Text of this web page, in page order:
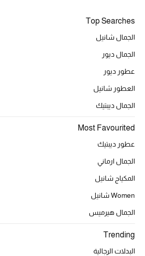
الحقائب النسائية
حقائب الأطفال
أبرز المصممين
تسوقوا الحقائب
Top Searches
الجمال شانيل
الجمال ديور
عطور ديور
العطور شانيل
الجمال ديبتيك
Most Favourited
عطور ديبتيك
الجمال ارماني
المكياج شانيل
Women شانيل
الجمال هيرميس
Trending
البدلات الرجالية